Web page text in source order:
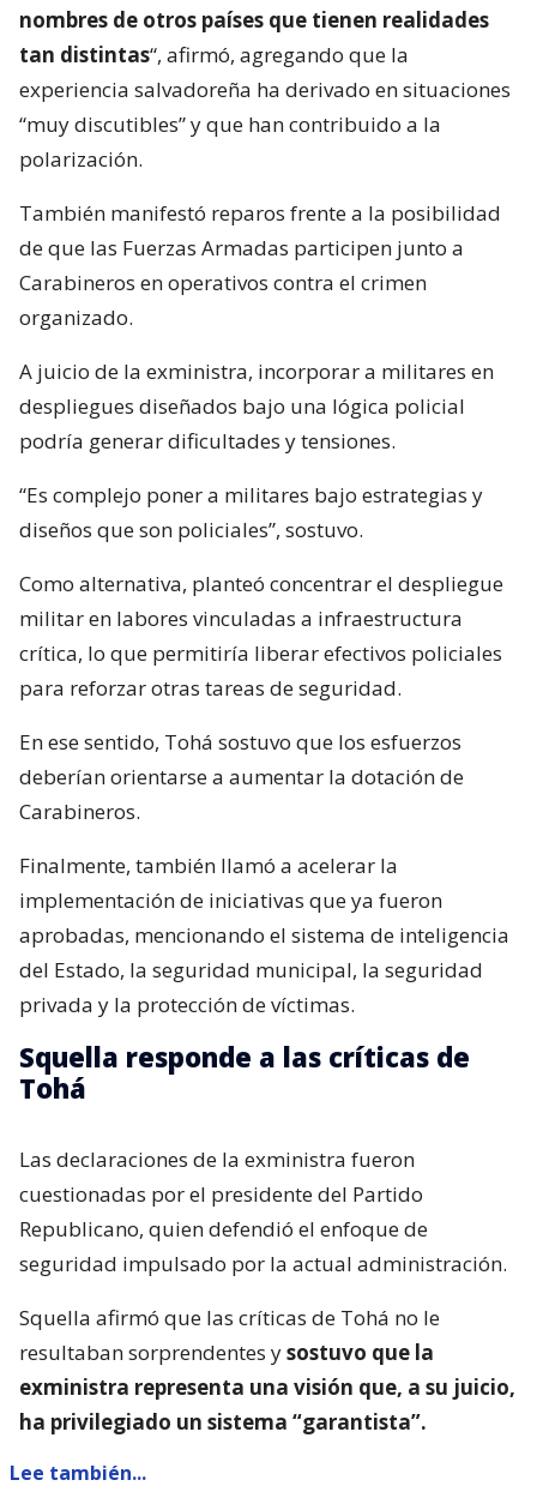
nombres de otros países que tienen realidades
tan distintas“, afirmó, agregando que la
experiencia salvadoreña ha derivado en situaciones
“muy discutibles” y que han contribuido a la
polarización.
También manifestó reparos frente a la posibilidad
de que las Fuerzas Armadas participen junto a
Carabineros en operativos contra el crimen
organizado.
A juicio de la exministra, incorporar a militares en
despliegues diseñados bajo una lógica policial
podría generar dificultades y tensiones.
“Es complejo poner a militares bajo estrategias y
diseños que son policiales”, sostuvo.
Como alternativa, planteó concentrar el despliegue
militar en labores vinculadas a infraestructura
crítica, lo que permitiría liberar efectivos policiales
para reforzar otras tareas de seguridad.
En ese sentido, Tohá sostuvo que los esfuerzos
deberían orientarse a aumentar la dotación de
Carabineros.
Finalmente, también llamó a acelerar la
implementación de iniciativas que ya fueron
aprobadas, mencionando el sistema de inteligencia
del Estado, la seguridad municipal, la seguridad
privada y la protección de víctimas.
Squella responde a las críticas de
Tohá
Las declaraciones de la exministra fueron
cuestionadas por el presidente del Partido
Republicano, quien defendió el enfoque de
seguridad impulsado por la actual administración.
Squella afirmó que las críticas de Tohá no le
resultaban sorprendentes ysostuvo que la
exministra representa una visión que, a su juicio,
ha privilegiado un sistema “garantista”.
Lee también...